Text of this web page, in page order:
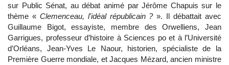
sur Public Sénat, au débat animé par Jérôme Chapuis sur le
thème « Clemenceau, l'idéal républicain ?». Il débattait avec
Guillaume Bigot, essayiste, membre des Orwelliens, Jean
Garrigues, professeur d’histoire à Sciences po et à l’Université
d’Orléans, Jean-Yves Le Naour, historien, spécialiste de la
Première Guerre mondiale, et Jacques Mézard, ancien ministre